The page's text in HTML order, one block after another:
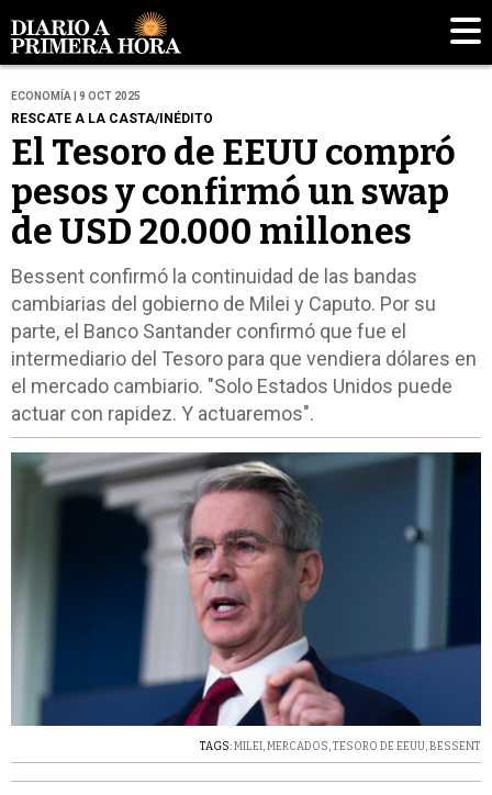
ECONOMÍA | 9 OCT 2025
RESCATE A LA CASTA/INÉDITO
El Tesoro de EEUU compró
pesos y confirmó un swap
de USD 20.000 millones
Bessent confirmó la continuidad de las bandas
cambiarias del gobierno de Milei y Caputo. Por su
parte, el Banco Santander confirmó que fue el
intermediario del Tesoro para que vendiera dólares en
el mercado cambiario. "Solo Estados Unidos puede
actuar con rapidez. Y actuaremos".
TAGS:MILEI,MERCADOS,TESORO DE EEUU,BESSENT